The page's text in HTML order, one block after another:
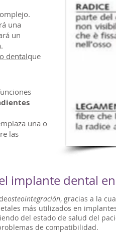
una
un
dentalque
dientes
una o
las
implante dental
osteointegración, gracias a la
más utilizados en
del estado de salud del
de compatibilidad.